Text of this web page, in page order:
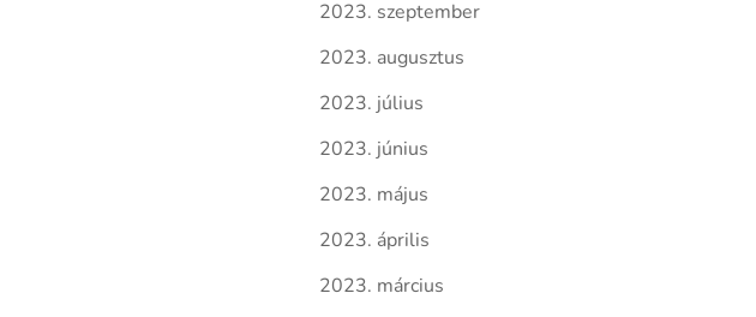
2023. szeptember
2023. augusztus
2023. július
2023. június
2023. május
2023. április
2023. március